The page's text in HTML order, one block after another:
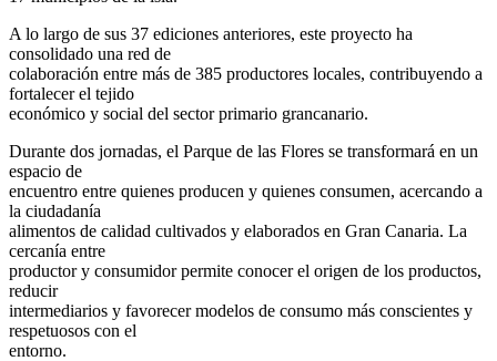
A lo largo de sus 37 ediciones anteriores, este proyecto ha
consolidado una red de
colaboración entre más de 385 productores locales, contribuyendo a
fortalecer el tejido
económico y social del sector primario grancanario.
Durante dos jornadas, el Parque de las Flores se transformará en un
espacio de
encuentro entre quienes producen y quienes consumen, acercando a
la ciudadanía
alimentos de calidad cultivados y elaborados en Gran Canaria. La
cercanía entre
productor y consumidor permite conocer el origen de los productos,
reducir
intermediarios y favorecer modelos de consumo más conscientes y
respetuosos con el
entorno.